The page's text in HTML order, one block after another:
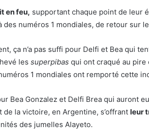
en feu, supportant chaque point de leur
des numéros 1 mondiales, de retour sur
ça n’a pas suffi pour Delfi et Bea qui
les superpibas qui ont craqué au
1 mondiales ont remporté cette
Bea Gonzalez et Delfi Brea qui auront
la victoire, en Argentine, s’offrant leur
des jumelles Alayeto.